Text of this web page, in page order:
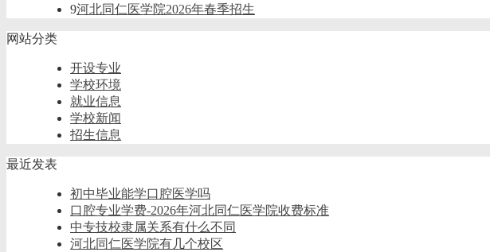
9河北同仁医学院2026年春季招生
网站分类
开设专业
学校环境
就业信息
学校新闻
招生信息
最近发表
初中毕业能学口腔医学吗
口腔专业学费-2026年河北同仁医学院收费标准
中专技校隶属关系有什么不同
河北同仁医学院有几个校区